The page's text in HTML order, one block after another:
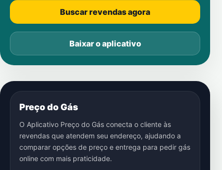
Buscar revendas agora
Baixar o aplicativo
Preço do Gás
O Aplicativo Preço do Gás conecta o cliente às
revendas que atendem seu endereço, ajudando a
comparar opções de preço e entrega para pedir gás
online com mais praticidade.